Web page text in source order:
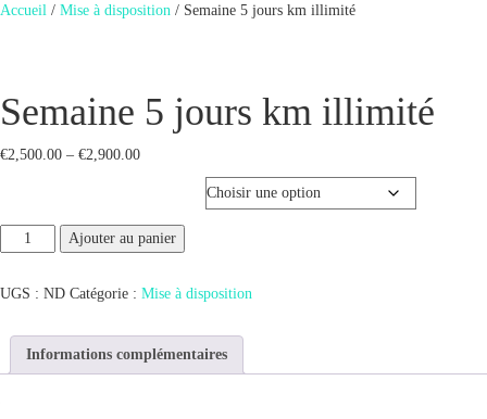
Accueil / Mise à disposition / Semaine 5 jours km illimité
Semaine 5 jours km illimité
€2,500.00 – €2,900.00
Ajouter au panier
UGS : ND Catégorie : Mise à disposition
Informations complémentaires